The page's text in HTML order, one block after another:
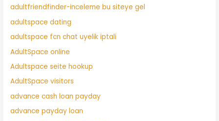
adultfriendfinder-inceleme bu siteye gel
adultspace dating
adultspace fcn chat uyelik iptali
AdultSpace online
Adultspace seite hookup
AdultSpace visitors
advance cash loan payday
advance payday loan